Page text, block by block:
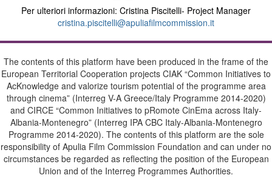
Per ulteriori informazioni: Cristina Piscitelli- Project Manager
cristina.piscitelli@apuliafilmcommission.it
The contents of this platform have been produced in the frame of the
European Territorial Cooperation projects CIAK “Common Initiatives to
AcKnowledge and valorize tourism potential of the programme area
through cinema” (Interreg V-A Greece/Italy Programme 2014-2020)
and CIRCE “Common Initiatives to pRomote CinEma across Italy-
Albania-Montenegro” (Interreg IPA CBC Italy-Albania-Montenegro
Programme 2014-2020). The contents of this platform are the sole
responsibility of Apulia Film Commission Foundation and can under no
circumstances be regarded as reflecting the position of the European
Union and of the Interreg Programmes Authorities.